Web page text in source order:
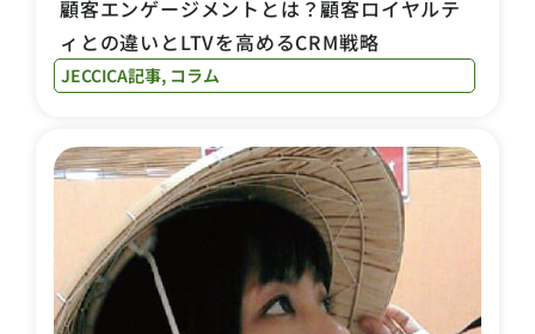
顧客エンゲージメントとは？顧客ロイヤルテ
ィとの違いとLTVを高めるCRM戦略
JECCICA記事, コラム